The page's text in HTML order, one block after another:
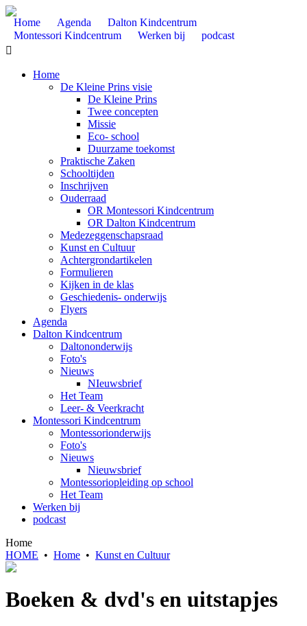
Home Agenda
Dalton Kindcentrum
Montessori Kindcentrum
Werken bij
podcast

Home
De Kleine Prins visie
De Kleine Prins
Twee concepten
Missie
Eco- school
Duurzame toekomst
Praktische Zaken
Schooltijden
Inschrijven
Ouderraad
OR Montessori Kindcentrum
OR Dalton Kindcentrum
Medezeggenschapsraad
Kunst en Cultuur
Achtergrondartikelen
Formulieren
Kijken in de klas
Geschiedenis- onderwijs
Flyers
Agenda
Dalton Kindcentrum
Daltononderwijs
Foto's
Nieuws
NIeuwsbrief
Het Team
Leer- & Veerkracht
Montessori Kindcentrum
Montessorionderwijs
Foto's
Nieuws
Nieuwsbrief
Montessoriopleiding op school
Het Team
Werken bij
podcast
Home
HOME • Home • Kunst en Cultuur
Boeken & dvd's en uitstapjes